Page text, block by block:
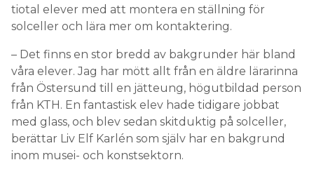
tiotal elever med att montera en ställning för
solceller och lära mer om kontaktering.
– Det finns en stor bredd av bakgrunder här bland
våra elever. Jag har mött allt från en äldre lärarinna
från Östersund till en jätteung, högutbildad person
från KTH. En fantastisk elev hade tidigare jobbat
med glass, och blev sedan skitduktig på solceller,
berättar Liv Elf Karlén som själv har en bakgrund
inom musei- och konstsektorn.